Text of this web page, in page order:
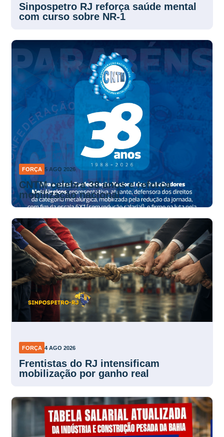
Sinpospetro RJ reforça saúde mental
com curso sobre NR-1
FORÇA 5 AGO 2026
CNTM celebra 38 anos e reforça
mobilização nacional
FORÇA 4 AGO 2026
Frentistas do RJ intensificam
mobilização por ganho real